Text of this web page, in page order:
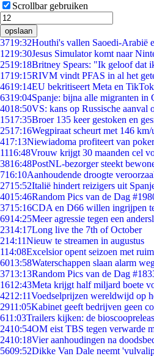
Scrollbar gebruiken
opslaan
3719:32Houthi's vallen Saoedi-Arabië
1219:30Jesus Simulator komt naar
2519:18Britney Spears: "Ik geloof dat
1719:15RIVM vindt PFAS in al het
4619:14EU bekritiseert Meta en
6319:04Spanje: bijna alle migranten in
4018:50VS: kans op Russische
1517:35Broer 135 keer gestoken en
2517:16Wegpiraat scheurt met 146
417:13Niewiadoma profiteert van
1116:48Vrouw krijgt 30 maanden cel
3816:48PostNL-bezorger steekt
716:10Aanhoudende droogte
2715:52Italië hindert reizigers uit
4015:46Random Pics van de Dag
3715:16CDA en D66 willen ingrijpen
6914:25Meer agressie tegen een
2314:17Long live the 7th of October
214:11Nieuw te streamen in augustus
114:08Excelsior opent seizoen met
6013:58Waterschappen slaan alarm
3713:13Random Pics van de Dag
1612:43Meta krijgt half miljard boete
4212:11Voedselprijzen wereldwijd op
2911:05Kabinet geeft bedrijven geen
611:03Trailers kijken: de
2410:54OM eist TBS tegen verwarde
2410:18Vier aanhoudingen na
5609:52Dikke Van Dale neemt